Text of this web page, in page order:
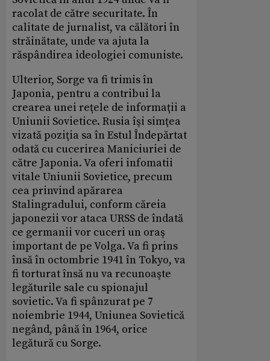
racolat de către securitate. În
calitate de jurnalist, va călători în
străinătate, unde va ajuta la
răspândirea ideologiei comuniste.
Ulterior, Sorge va fi trimis în
Japonia, pentru a contribui la
crearea unei reţele de informaţii a
Uniunii Sovietice. Rusia îşi simţea
vizată poziţia sa în Estul Îndepărtat
odată cu cucerirea Maniciuriei de
către Japonia. Va oferi infomatii
vitale Uniunii Sovietice, precum
cea prinvind apărarea
Stalingradului, conform căreia
japonezii vor ataca URSS de îndată
ce germanii vor cuceri un oraş
important de pe Volga. Va fi prins
însă în octombrie 1941 în Tokyo, va
fi torturat însă nu va recunoaşte
legăturile sale cu spionajul
sovietic. Va fi spânzurat pe 7
noiembrie 1944, Uniunea Sovietică
negând, până în 1964, orice
legătură cu Sorge.